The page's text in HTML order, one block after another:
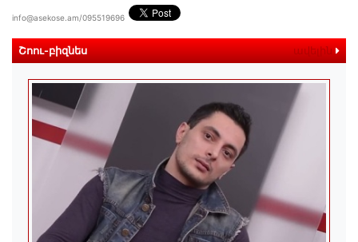
info@asekose.am/095519696
Շոու-բիզնես ավելին